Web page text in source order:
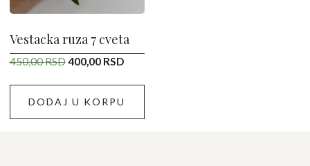
Vestacka ruza 7 cveta
450,00RSDOriginalna
bila:
400,00 RSDTrenutna
400,00 RSD.
DODAJ U KORPU